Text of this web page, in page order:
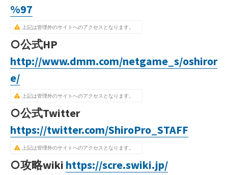
%97
上記は管理外のサイトへのアクセスとなります。
○公式HP
http://www.dmm.com/netgame_s/oshiror
e/
上記は管理外のサイトへのアクセスとなります。
○公式Twitter
https://twitter.com/ShiroPro_STAFF
上記は管理外のサイトへのアクセスとなります。
○攻略wiki https://scre.swiki.jp/